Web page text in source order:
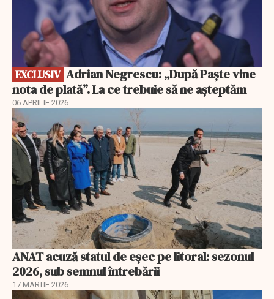
EXCLUSIV
nota de plată”. La ce trebuie să ne așteptăm
06 APRILIE 2026
ANAT acuză statul de eșec pe litoral: sezonul
2026, sub semnul întrebării
17 MARTIE 2026